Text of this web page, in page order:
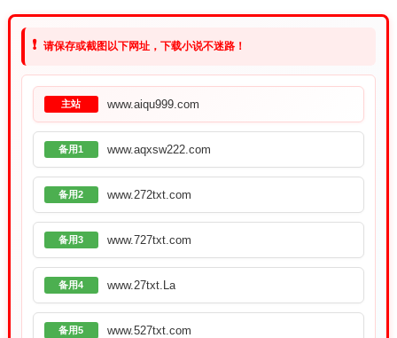
❗ 请保存或截图以下网址，下载小说不迷路！
主站 www.aiqu999.com
备用1 www.aqxsw222.com
备用2 www.272txt.com
备用3 www.727txt.com
备用4 www.27txt.La
备用5 www.527txt.com